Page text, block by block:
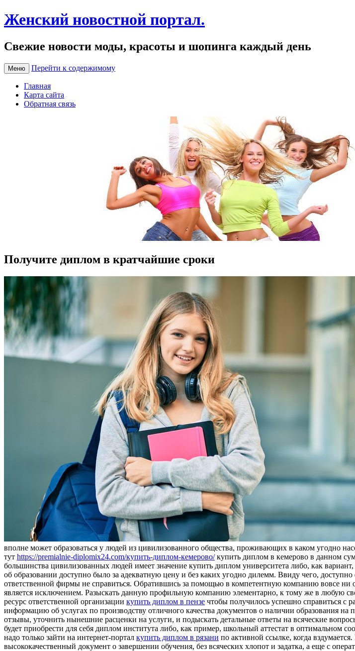
Женский новостной портал.
Свежие новости моды, красоты и шопинга каждый день
Меню Перейти к содержимому
Главная
Карта сайта
Обратная связь
Получите диплом в кратчайшие сроки
вполне может образоваться у людей из цивилизованного общества, проживающих в каком угодно
тут https://premialnie-diplomix24.com/купить-диплом-кемерово/купить диплом в кемерово в данном
большинства цивилизованных людей имеет значение купить диплом университета либо, как
об образовании доступно было за адекватную цену и без каких угодно дилемм. Ввиду чего,
ответственной фирмы не справиться. Обратившись за помощью в компетентную компанию вовсе ни
является исключением. Разыскать данную профильную компанию элементарно, к тому же в любую
ресурс ответственной организации купить диплом в пензе чтобы получилось успешно справиться с
информацию об услугах по производству отличного качества документов о наличии образования
отзывы, уточнить нынешние расценки на услуги, и подыскать детальные ответы на всяческие
будет приобрести для себя диплом института либо, как пример, школьный аттестат в оптимальном
надо только зайти на интернет-портал купить диплом в рязани по активной ссылке, когда
высококачественный документ о завершении обучения, без всяческих хлопот и задатка, а еще с